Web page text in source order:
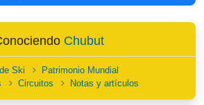
Chubut
Ski
Patrimonio Mundial
Circuitos Notas y artículos